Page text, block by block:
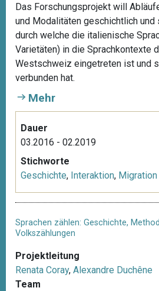
Das Forschungsprojekt will
und Modalitäten geschichtlich
durch welche die italienische
Varietäten) in die Sprachkontexte
Westschweiz eingetreten ist und
verbunden hat.
Mehr
Dauer
03.2016 - 02.2019
Stichworte
Geschichte, Interaktion, Migration
Sprachen zählen: Geschichte,
Volkszählungen
Projektleitung
Renata Coray, Alexandre Duchêne
Team